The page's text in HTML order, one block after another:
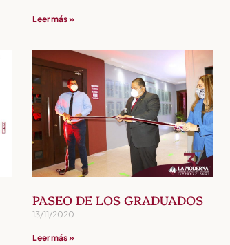
Leer más »
PASEO DE LOS GRADUADOS
13/11/2020
Leer más »